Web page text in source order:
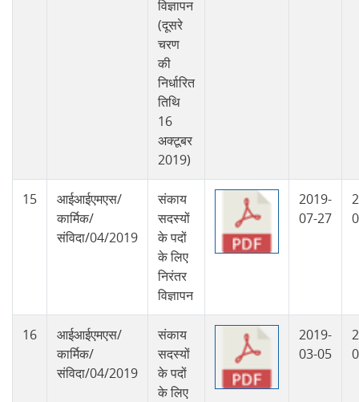
विज्ञापन
(दूसरे
चरण
की
निर्धारित
तिथि
16
अक्टूबर
2019)
15
आईआईएमएस/
कार्मिक/
संविदा/04/2019
संकाय
सदस्यों
के पदों
के लिए
निरंतर
विज्ञापन
2019-
07-27
16
आईआईएमएस/
कार्मिक/
संविदा/04/2019
संकाय
सदस्यों
के पदों
के लिए
2019-
03-05